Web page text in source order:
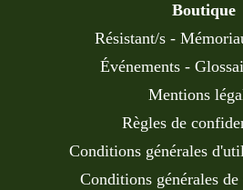
Boutique
Résistant/s -
Événements -
Mentions
Règles de
Conditions générales
Conditions générales